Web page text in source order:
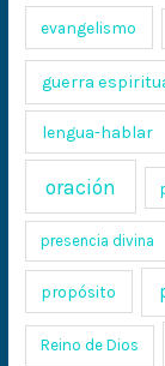
evangelismo
guerra
lengua-hablar
oración
presencia divina
propósito
Reino de Dios